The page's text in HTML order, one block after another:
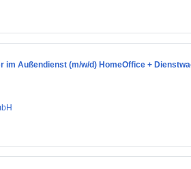
im Außendienst (m/w/d) HomeOffice +